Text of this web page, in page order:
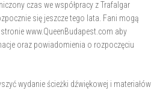
czas we współpracy z Trafalgar
się jeszcze tego lata. Fani mogą
www.QueenBudapest.com aby
oraz powiadomienia o rozpoczęciu
wydanie ścieżki dźwiękowej i materiałów